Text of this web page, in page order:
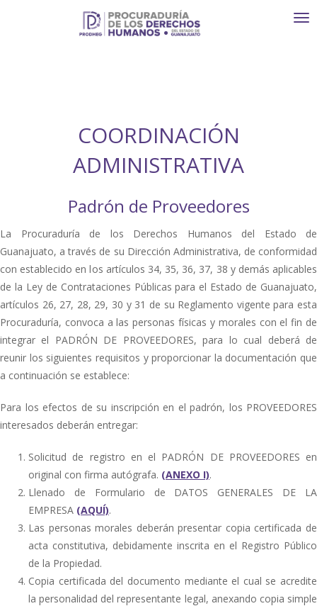
COORDINACIÓN
ADMINISTRATIVA
Padrón de Proveedores
La Procuraduría de los Derechos Humanos del Estado de
Guanajuato, a través de su Dirección Administrativa, de conformidad
con establecido en los artículos 34, 35, 36, 37, 38 y demás aplicables
de la Ley de Contrataciones Públicas para el Estado de Guanajuato,
artículos 26, 27, 28, 29, 30 y 31 de su Reglamento vigente para esta
Procuraduría, convoca a las personas físicas y morales con el fin de
integrar el PADRÓN DE PROVEEDORES, para lo cual deberá de
reunir los siguientes requisitos y proporcionar la documentación que
a continuación se establece:
Para los efectos de su inscripción en el padrón, los PROVEEDORES
interesados deberán entregar:
Solicitud de registro en el PADRÓN DE PROVEEDORES en
original con firma autógrafa. (ANEXO I).
Llenado de Formulario de DATOS GENERALES DE LA
EMPRESA (AQUÍ).
Las personas morales deberán presentar copia certificada de
acta constitutiva, debidamente inscrita en el Registro Público
de la Propiedad.
Copia certificada del documento mediante el cual se acredite
la personalidad del representante legal, anexando copia simple